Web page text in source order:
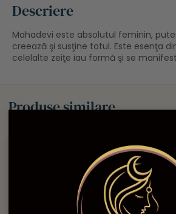
Descriere
Mahadevi este absolutul feminin,
creează şi susţine totul. Este esenţa
celelalte zeiţe iau formă şi se
Produse similare
Lumânare Eter – Need of
Clarity
18,00lei